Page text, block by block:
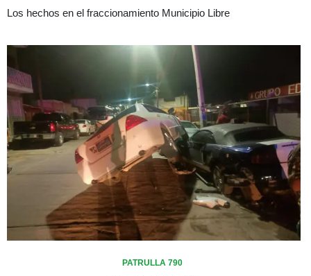
Los hechos en el fraccionamiento Municipio Libre
PATRULLA 790